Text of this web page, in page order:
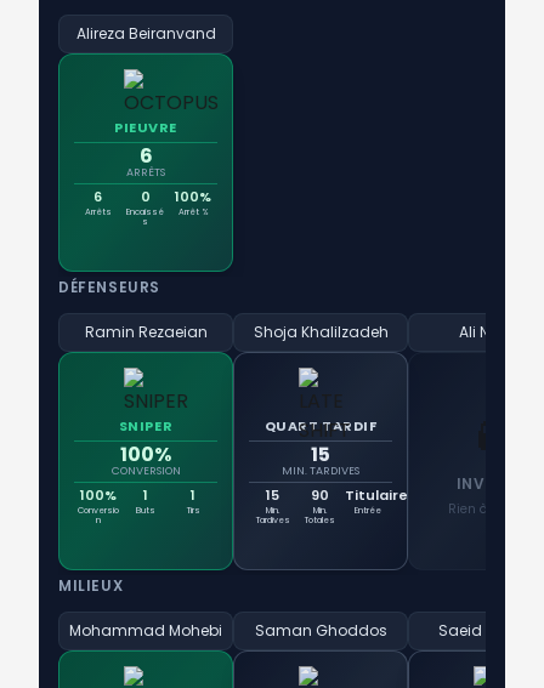
Alireza Beiranvand
PIEUVRE
6
ARRÊTS
6
Arrêts
0
Encaissé
s
100%
Arrêt %
DÉFENSEURS
Ramin Rezaeian
SNIPER
100%
CONVERSION
100%
Conversio
n
1
Buts
1
Tirs
Shoja Khalilzadeh
QUART TARDIF
15
MIN. TARDIVES
15
Min.
Tardives
90
Min.
Totales
Titulaire
Entrée
Ali Nemati
INVISIBLE
Rien à signaler
MILIEUX
Mohammad Mohebi Saman Ghoddos Saeid